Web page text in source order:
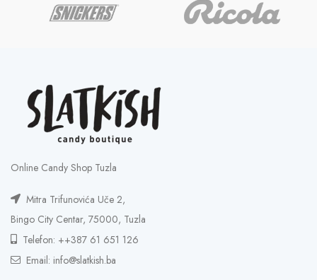
Online Candy Shop Tuzla
Mitra Trifunovića Uče 2,
Bingo City Centar, 75000, Tuzla
Telefon: ++387 61 651 126
Email: info@slatkish.ba